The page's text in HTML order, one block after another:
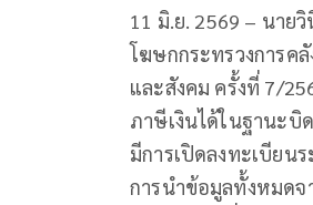
11 มิ.ย. 2569 – นาย
โฆษกกระทรวงการค
และสังคม ครั้งที่ 7/
ภาษีเงินได้ในฐานะบิ
มีการเปิดลงทะเบียน
การนำข้อมูลทั้งหมด